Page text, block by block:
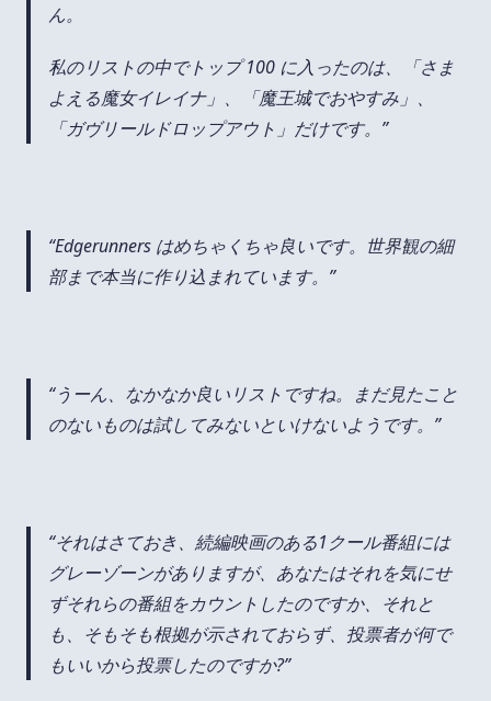
ん。
私のリストの中でトップ 100 に入ったのは、「さま
よえる魔女イレイナ」、「魔王城でおやすみ」、
「ガヴリールドロップアウト」だけです。
Edgerunners はめちゃくちゃ良いです。世界観の細
部まで本当に作り込まれています。
うーん、なかなか良いリストですね。まだ見たこと
のないものは試してみないといけないようです。
それはさておき、続編映画のある1クール番組には
グレーゾーンがありますが、あなたはそれを気にせ
ずそれらの番組をカウントしたのですか、それと
も、そもそも根拠が示されておらず、投票者が何で
もいいから投票したのですか?